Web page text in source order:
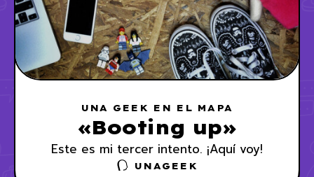
UNA GEEK EN EL MAPA
«Booting up»
Este es mi tercer intento. ¡Aquí voy!
UNAGEEK